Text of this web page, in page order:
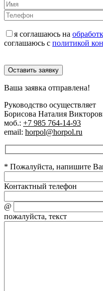
я соглашаюсь на
соглашаюсь с политикой
Оставить заявку
Ваша заявка отправлена!
Руководство осуществляет
Борисова Наталия
моб.: +7 985 764-14-93
email: horpol@horpol.ru
* Пожалуйста, напишите
Контактный телефон
@
пожалуйста, текст